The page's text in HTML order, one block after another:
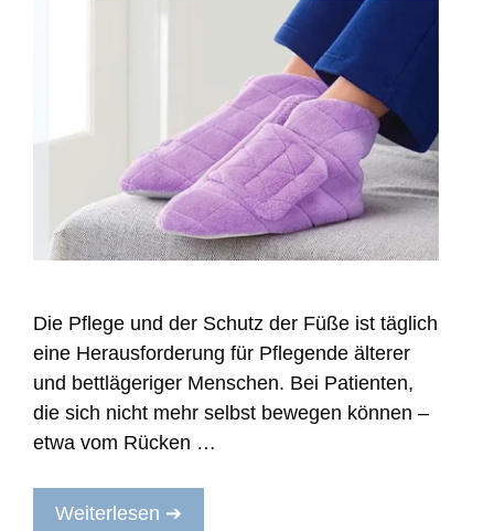
Die Pflege und der Schutz der Füße ist täglich
eine Herausforderung für Pflegende älterer
und bettlägeriger Menschen. Bei Patienten,
die sich nicht mehr selbst bewegen können –
etwa vom Rücken …
Weiterlesen ➔